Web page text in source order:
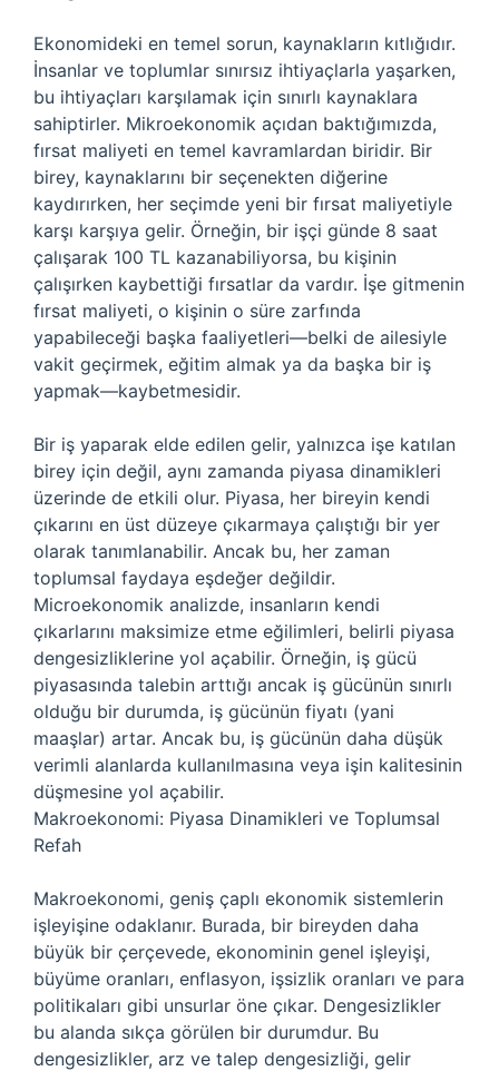
Ekonomideki en temel sorun, kaynakların kıtlığıdır.
İnsanlar ve toplumlar sınırsız ihtiyaçlarla yaşarken,
bu ihtiyaçları karşılamak için sınırlı kaynaklara
sahiptirler. Mikroekonomik açıdan baktığımızda,
fırsat maliyeti en temel kavramlardan biridir. Bir
birey, kaynaklarını bir seçenekten diğerine
kaydırırken, her seçimde yeni bir fırsat maliyetiyle
karşı karşıya gelir. Örneğin, bir işçi günde 8 saat
çalışarak 100 TL kazanabiliyorsa, bu kişinin
çalışırken kaybettiği fırsatlar da vardır. İşe gitmenin
fırsat maliyeti, o kişinin o süre zarfında
yapabileceği başka faaliyetleri—belki de ailesiyle
vakit geçirmek, eğitim almak ya da başka bir iş
yapmak—kaybetmesidir.
Bir iş yaparak elde edilen gelir, yalnızca işe katılan
birey için değil, aynı zamanda piyasa dinamikleri
üzerinde de etkili olur. Piyasa, her bireyin kendi
çıkarını en üst düzeye çıkarmaya çalıştığı bir yer
olarak tanımlanabilir. Ancak bu, her zaman
toplumsal faydaya eşdeğer değildir.
Microekonomik analizde, insanların kendi
çıkarlarını maksimize etme eğilimleri, belirli piyasa
dengesizliklerine yol açabilir. Örneğin, iş gücü
piyasasında talebin arttığı ancak iş gücünün sınırlı
olduğu bir durumda, iş gücünün fiyatı (yani
maaşlar) artar. Ancak bu, iş gücünün daha düşük
verimli alanlarda kullanılmasına veya işin kalitesinin
düşmesine yol açabilir.
Makroekonomi: Piyasa Dinamikleri ve Toplumsal
Refah
Makroekonomi, geniş çaplı ekonomik sistemlerin
işleyişine odaklanır. Burada, bir bireyden daha
büyük bir çerçevede, ekonominin genel işleyişi,
büyüme oranları, enflasyon, işsizlik oranları ve para
politikaları gibi unsurlar öne çıkar. Dengesizlikler
bu alanda sıkça görülen bir durumdur. Bu
dengesizlikler, arz ve talep dengesizliği, gelir